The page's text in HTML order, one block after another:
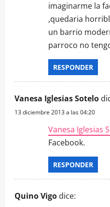
imaginarme la
,quedaria
un barrio
parroco no
RESPONDER
Vanesa Iglesias Sotelo
13 diciembre 2013 a las 04:20
Vanesa Iglesias
Facebook.
RESPONDER
Quino Vigo dice: